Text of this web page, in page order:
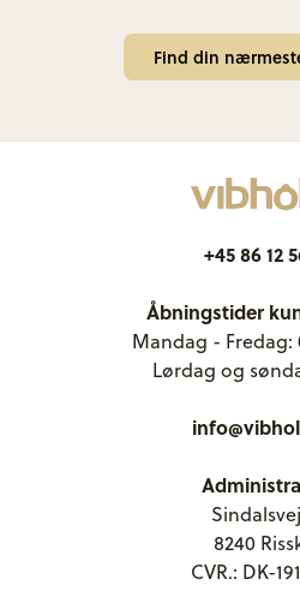
Find din
+45 86 12
Åbningstider
Mandag - Fredag:
Lørdag og
8240
CVR.: DK-